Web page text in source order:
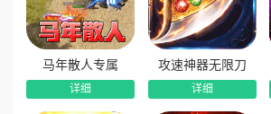
马年散人专属
详细
攻速神器无限刀
详细